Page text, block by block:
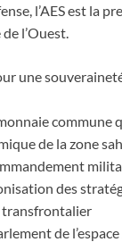
l’AES est la
l’Ouest.
une
commune
de la zone
des
de l’espace